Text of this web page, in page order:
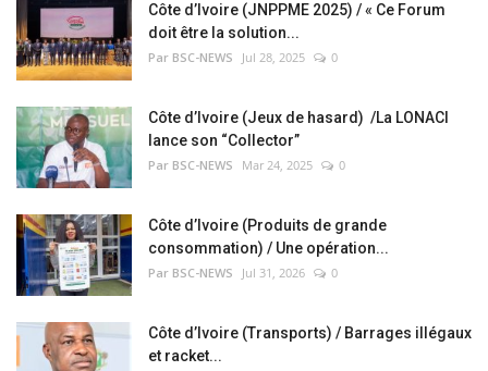
Côte d’Ivoire (JNPPME 2025) / « Ce Forum
doit être la solution...
Par BSC-NEWS Jul 28, 2025 0
Côte d’Ivoire (Jeux de hasard) /La LONACI
lance son “Collector”
Par BSC-NEWS Mar 24, 2025 0
Côte d’Ivoire (Produits de grande
consommation) / Une opération...
Par BSC-NEWS Jul 31, 2026 0
Côte d’Ivoire (Transports) / Barrages illégaux
et racket...